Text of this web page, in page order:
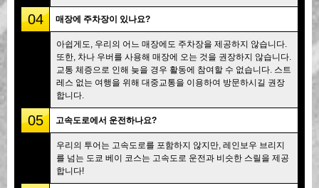
04 매장에 주차장이 있나요?
아쉽게도, 우리의 어느 매장에도 주차장을 제공하지 않습니다.
또한, 차나 우버를 사용해 매장에 오는 것을 권장하지 않습니다.
교통 체증으로 인해 늦을 경우 활동에 참여할 수 없습니다. 스트
레스 없는 여행을 위해 대중교통을 이용하여 방문하시길 권장
합니다.
05 고속도로에서 운전하나요?
우리의 투어는 고속도로를 포함하지 않지만, 레인보우 브리지
를 넘는 도쿄 베이 코스는 고속도로 운전과 비슷한 스릴을 제공
합니다!